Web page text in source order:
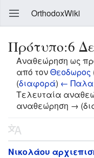
OrthodoxWiki
Πρότυπο:6
Αναθεώρηση ως
από τονΘεοδωρος
(διαφορά) ←
Τελευταία
αναθεώρηση →
Νικολάου